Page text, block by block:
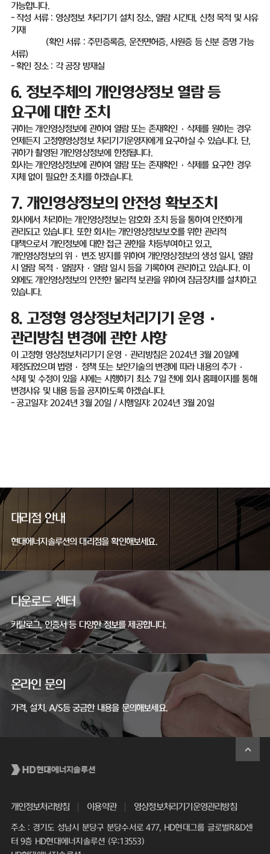
가능합니다.
-작성 서류: 영상정보 처리기기 설치 장소, 열람 시간대, 신청 목적 및 사유
기재
(확인 서류 :주민증록증, 운전면허증, 사원증 등 신분 증명 가능
서류)
-확인 장소 : 각 공장 방재실
6. 정보주체의 개인영상정보 열람 등
요구에 대한 조치
귀하는 개인영상정보에 관하여 열람 또는 존재확인 · 삭제를 원하는 경우
언제든지 고정형영상정보 처리기기운영자에게 요구하실 수 있습니다. 단,
귀하가 촬영된 개인영상정보에 한정됩니다.
회사는 개인영상정보에 관하여 열람 또는 존재확인 · 삭제를 요구한 경우
지체 없이 필요한 조치를 하겠습니다.
7. 개인영상정보의 안전성 확보조치
회사에서 처리하는 개인영상정보는 암호화 조치 등을 통하여 안전하게
관리되고 있습니다. 또한 회사는 개인영상정보보호를 위한 관리적
대책으로서 개인정보에 대한 접근 권한을 차등부여하고 있고,
개인영상정보의 위 · 변조 방지를 위하여 개인영상정보의 생성 일시 , 열람
시 열람 목적·열람자·열람 일시 등을 기록하여 관리하고 있습니다. 이
외에도 개인영상정보의 안전한 물리적 보관을 위하여 잠금장치를 설치하고
있습니다.
8. 고정형 영상정보처리기기 운영·
관리방침 변경에 관한 사항
이 고정형 영상정보처리기기 운영·관리방침은2024년 3월20일에
제정되었으며 법령 · 정책 또는 보안기술의 변경에 따라 내용의 추가·
삭제 및 수정이 있을 시에는 시행하기 최소7일 전에 회사 홈페이지를 통해
변경사유 및 내용 등을 공지하도록 하겠습니다.
-공고일자: 2024년3월 20일 /시행일자: 2024년 3월20일
대리점 안내
현대에너지솔루션의 대리점을 확인해보세요.
다운로드 센터
카탈로그, 인증서 등 다양한 정보를 제공합니다.
온라인 문의
가격, 설치, A/S등 궁금한 내용을 문의해보세요.
개인정보처리방침 이용약관 영상정보처리기기운영관리방침
주소 : 경기도 성남시 분당구 분당수서로 477, HD현대그룹 글로벌R&D센
터 9층 HD현대에너지솔루션 (우:13553)